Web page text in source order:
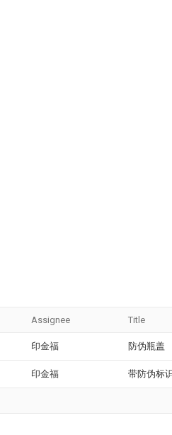
Assignee Title
印金福 防伪瓶盖
印金福 带防伪标